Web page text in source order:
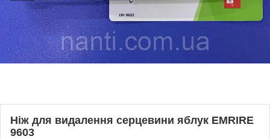
Ніж для видалення серцевини яблук EMRIRE
9603